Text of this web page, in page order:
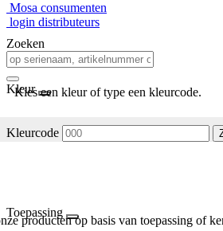
Mosa consumenten
login distributeurs
Zoeken
Kleur
Kies een kleur of type een kleurcode.
Kleurcode
Toepassing
producten op basis van toepassing of